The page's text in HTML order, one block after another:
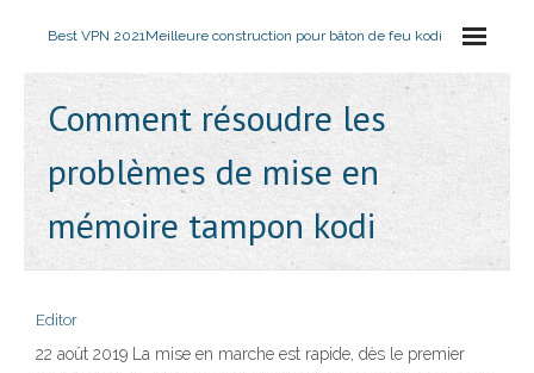
Best VPN 2021Meilleure construction pour bâton de feu kodi
Comment résoudre les
problèmes de mise en
mémoire tampon kodi
Editor
22 août 2019 La mise en marche est rapide, dès le premier